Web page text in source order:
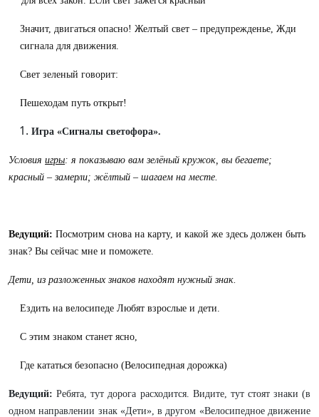
Значит, двигаться опасно! Желтый свет – предупрежденье, Жди
сигнала для движения.
Свет зеленый говорит:
Пешеходам путь открыт!
Игра «Сигналы светофора».
Условия игры: я показываю вам зелёный кружок, вы бегаете;
красный – замерли; жёлтый – шагаем на месте.
Ведущий: Посмотрим снова на карту, и какой же здесь должен быть
знак? Вы сейчас мне и поможете.
Дети, из разложенных знаков находят нужный знак.
Ездить на велосипеде Любят взрослые и дети.
С этим знаком станет ясно,
Где кататься безопасно (Велосипедная дорожка)
Ведущий: Ребята, тут дорога расходится. Видите, тут стоят знаки (в
одном направлении знак «Дети», в другом «Велосипедное движение